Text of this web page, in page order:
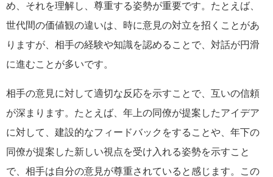
め、それを理解し、尊重する姿勢が重要です。たとえば、
世代間の価値観の違いは、時に意見の対立を招くことがあ
りますが、相手の経験や知識を認めることで、対話が円滑
に進むことが多いです。
相手の意見に対して適切な反応を示すことで、互いの信頼
が深まります。たとえば、年上の同僚が提案したアイデア
に対して、建設的なフィードバックをすることや、年下の
同僚が提案した新しい視点を受け入れる姿勢を示すこと
で、相手は自分の意見が尊重されていると感じます。この